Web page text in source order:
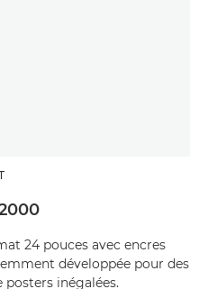
24 pouces avec encres
développée pour des
inégalées.